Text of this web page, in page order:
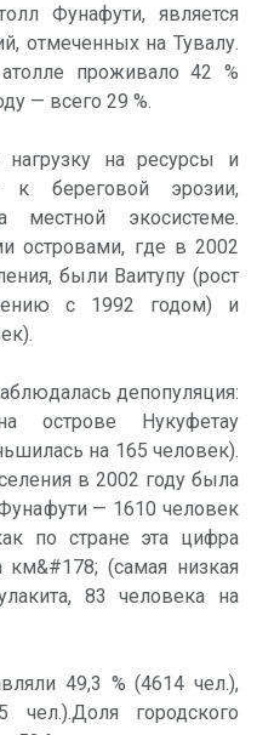
Фунафути, является
отмеченных на Тувалу.
проживало 42 %
— всего 29 %.
на ресурсы и
к береговой эрозии,
местной экосистеме.
островами, где в 2002
были Ваитупу (рост
с 1992 годом) и
депопуляция:
острове Нукуфетау
на 165 человек).
в 2002 году была
— 1610 человек
по стране эта цифра
км&#178; (самая низкая
83 человека на
49,3 % (4614 чел.),
городского